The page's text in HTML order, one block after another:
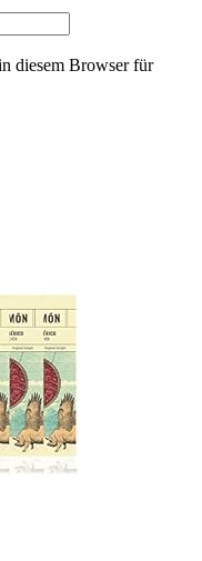
diesem Browser für